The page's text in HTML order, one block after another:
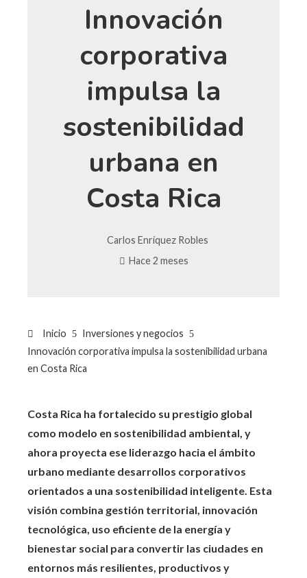
Innovación
corporativa
impulsa la
sostenibilidad
urbana en
Costa Rica
Carlos Enríquez Robles
Hace 2 meses
Inicio
Inversiones y negocios
Innovación corporativa impulsa la sostenibilidad urbana
en Costa Rica
Costa Rica ha fortalecido su prestigio global
como modelo en sostenibilidad ambiental, y
ahora proyecta ese liderazgo hacia el ámbito
urbano mediante desarrollos corporativos
orientados a una sostenibilidad inteligente. Esta
visión combina gestión territorial, innovación
tecnológica, uso eficiente de la energía y
bienestar social para convertir las ciudades en
entornos más resilientes, productivos y